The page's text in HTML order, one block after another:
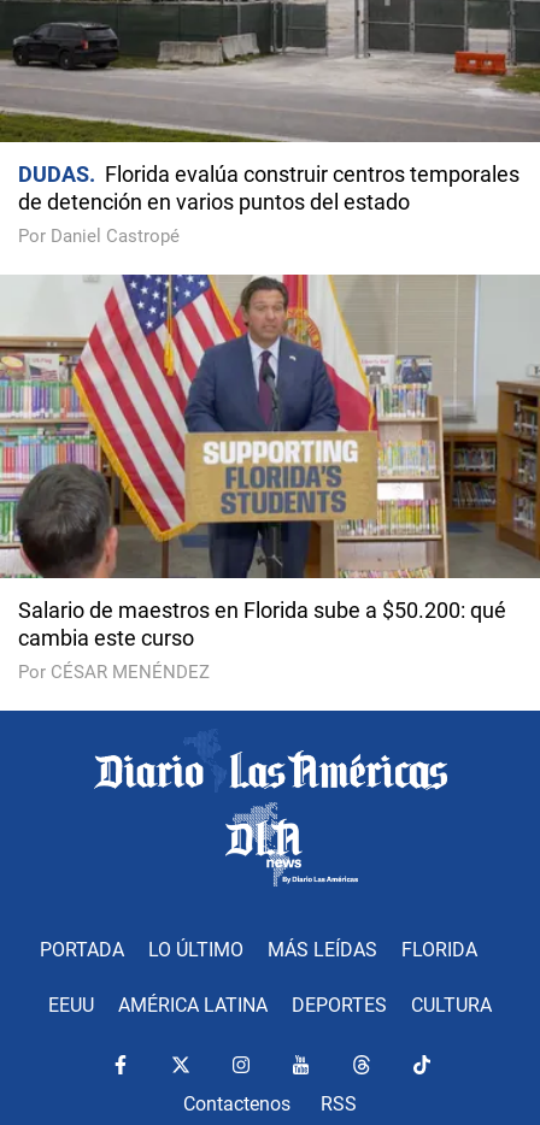
DUDAS
Florida evalúa construir centros temporales
de detención en varios puntos del estado
Por Daniel Castropé
Salario de maestros en Florida sube a $50.200: qué
cambia este curso
Por CÉSAR MENÉNDEZ
PORTADA LO ÚLTIMO MÁS LEÍDAS FLORIDA
EEUU AMÉRICA LATINA DEPORTES CULTURA
Contactenos RSS